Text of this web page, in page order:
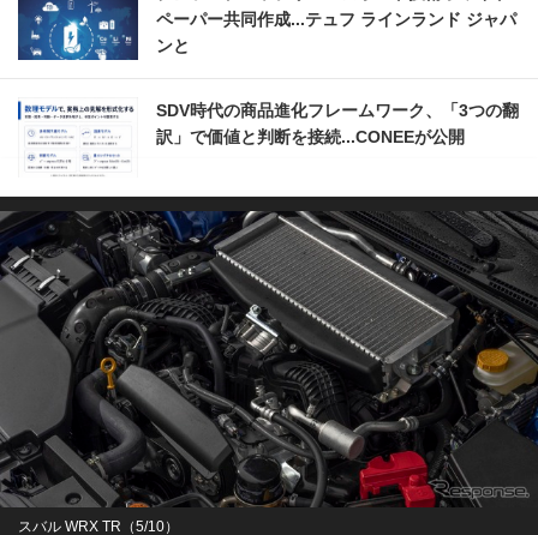
ペーパー共同作成...テュフ ラインランド ジャパ
ンと
SDV時代の商品進化フレームワーク、「3つの翻
訳」で価値と判断を接続...CONEEが公開
スバル WRX TR（5/10）